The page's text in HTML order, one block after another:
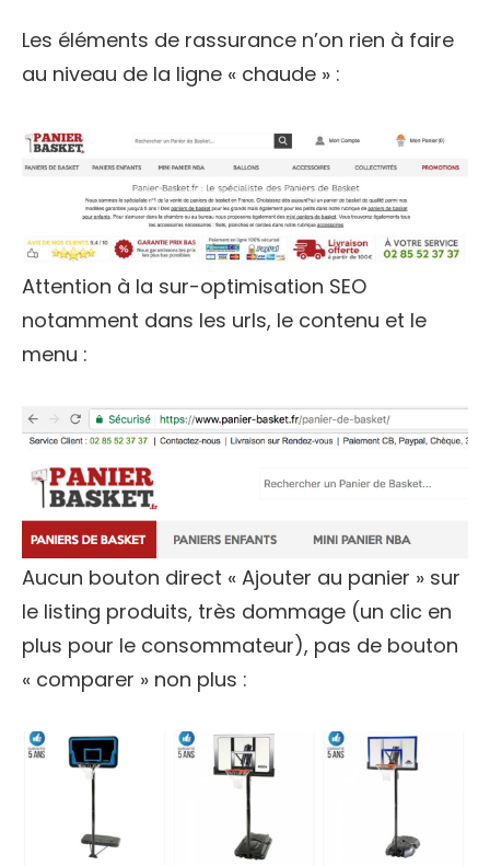
Les éléments de rassurance n’on rien à faire
au niveau de la ligne « chaude » :
Attention à la sur-optimisation SEO
notamment dans les urls, le contenu et le
menu :
Aucun bouton direct « Ajouter au panier » sur
le listing produits, très dommage (un clic en
plus pour le consommateur), pas de bouton
« comparer » non plus :